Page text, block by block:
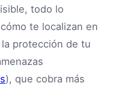
todo lo
te localizan en
la protección de tu
), que cobra más